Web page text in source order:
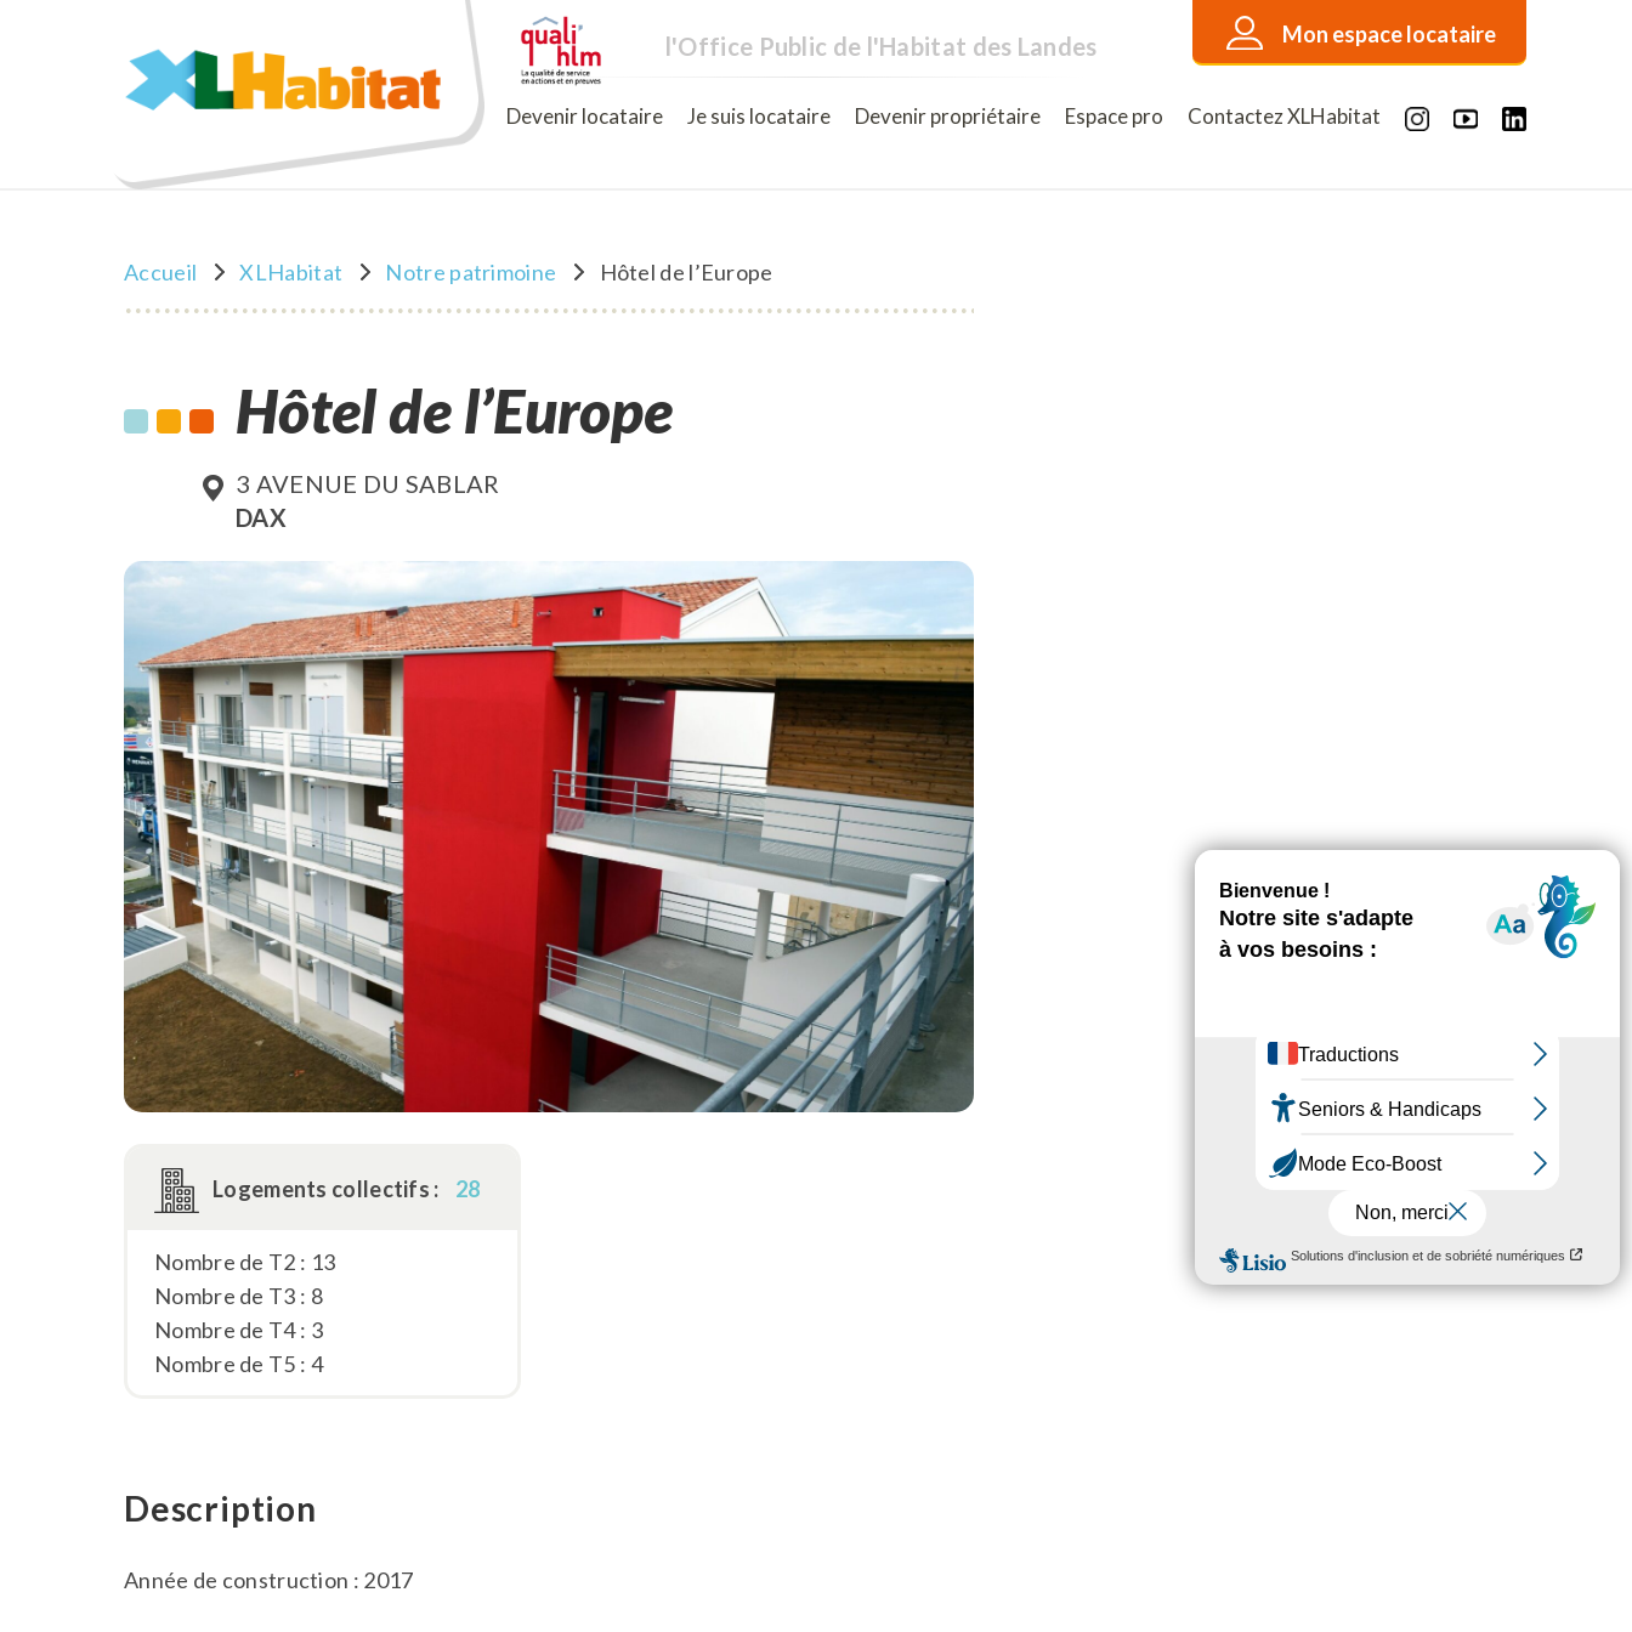
l'Office Public de l'Habitat des Landes Mon espace locataire
XLHabitat Devenir locataire Je suis locataire Devenir propriétaire Espace pro Contactez XLHabitat
Accueil XLHabitat Notre patrimoine Hôtel de l’Europe
Hôtel de l’Europe
3 AVENUE DU SABLAR
DAX
Logements collectifs : 28
Nombre de T2 : 13
Nombre de T3 : 8
Nombre de T4 : 3
Nombre de T5 : 4
Description
Année de construction : 2017